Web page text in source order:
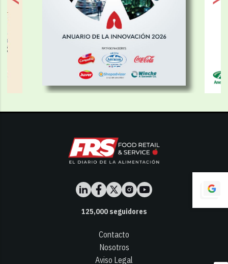
125,000seguidores
Contacto
Nosotros
Aviso Legal